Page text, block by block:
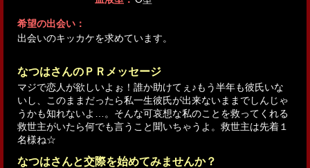
希望の出会い：
出会いのキッカケを求めています。
なつはさんのＰＲメッセージ
マジで恋人が欲しいよぉ！誰か助けてぇ♪もう半年も彼氏いな
いし、このままだったら私一生彼氏が出来ないままでしんじゃ
うかも知れないよ…。そんな可哀想な私のことを救ってくれる
救世主がいたら何でも言うこと聞いちゃうよ。救世主は先着１
名様ね☆
なつはさんと交際を始めてみませんか？